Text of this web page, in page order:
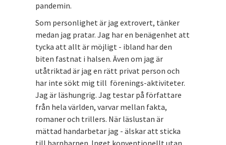
pandemin.
Som personlighet är jag extrovert, tänker
medan jag pratar. Jag har en benägenhet att
tycka att allt är möjligt - ibland har den
biten fastnat i halsen. Även om jag är
utåtriktad är jag en rätt privat person och
har inte sökt mig till förenings-aktiviteter.
Jag är läshungrig. Jag testar på författare
från hela världen, varvar mellan fakta,
romaner och trillers. När läslustan är
mättad handarbetar jag - älskar att sticka